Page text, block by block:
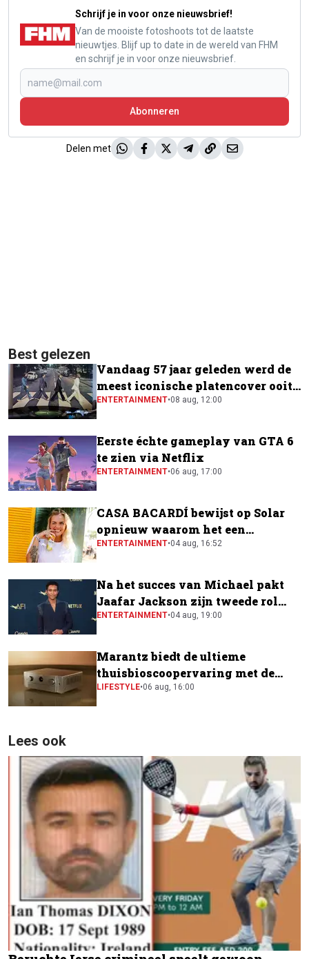
Schrijf je in voor onze nieuwsbrief!
Van de mooiste fotoshoots tot de laatste
nieuwtjes. Blijf up to date in de wereld van FHM
en schrijf je in voor onze nieuwsbrief.
Abonneren
Delen met
Best gelezen
Vandaag 57 jaar geleden werd de
meest iconische platencover ooit
gemaakt
ENTERTAINMENT•08 aug, 12:00
Eerste échte gameplay van GTA 6
te zien via Netflix
ENTERTAINMENT•06 aug, 17:00
CASA BACARDÍ bewijst op Solar
opnieuw waarom het een
festivalfavoriet is
ENTERTAINMENT•04 aug, 16:52
Na het succes van Michael pakt
Jaafar Jackson zijn tweede rol
naast Will Smith
ENTERTAINMENT•04 aug, 19:00
Marantz biedt de ultieme
thuisbioscoopervaring met de
CINEMA Series 2
LIFESTYLE•06 aug, 16:00
Lees ook